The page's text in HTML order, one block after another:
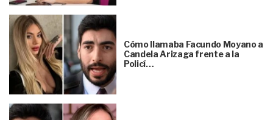
Cómo llamaba Facundo Moyano a
Candela Arizaga frente a la
Policí…